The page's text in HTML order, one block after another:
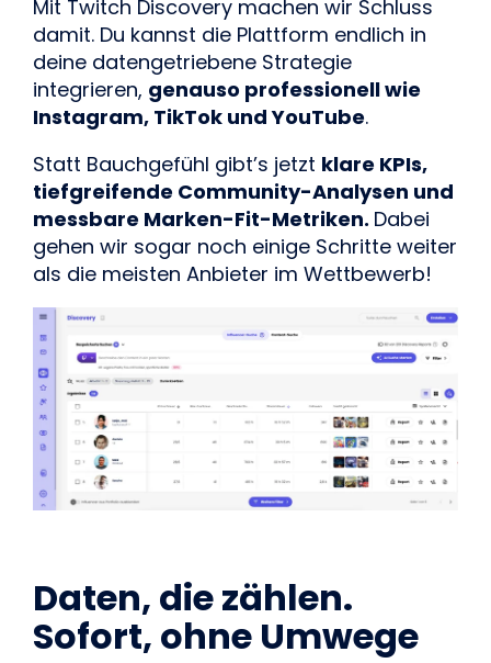
Mit Twitch Discovery machen wir Schluss
damit. Du kannst die Plattform endlich in
deine datengetriebene Strategie
integrieren, genauso professionell wie
Instagram, TikTok und YouTube.
Statt Bauchgefühl gibt’s jetzt klare KPIs,
tiefgreifende Community-Analysen und
messbare Marken-Fit-Metriken. Dabei
gehen wir sogar noch einige Schritte weiter
als die meisten Anbieter im Wettbewerb!
Daten, die zählen.
Sofort, ohne Umwege